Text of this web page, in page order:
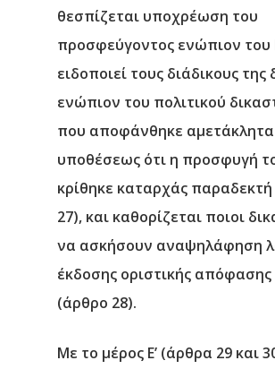
θεσπίζεται υποχρέωση του
προσφεύγοντος ενώπιον του
ειδοποιεί τους διάδικους της
ενώπιον του πολιτικού
που αποφάνθηκε αμετάκλητα
υποθέσεως ότι η προσφυγή
κρίθηκε καταρχάς
27), και καθορίζεται ποιοι
να ασκήσουν αναψηλάφηση
έκδοσης οριστικής
(άρθρο 28).
Με το μέρος Ε’ (άρθρα 29 και